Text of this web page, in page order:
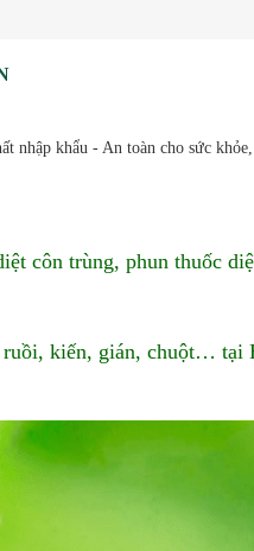
nhập khẩu - An toàn cho sức
côn trùng, phun thuốc
ruồi, kiến, gián, chuột… tại